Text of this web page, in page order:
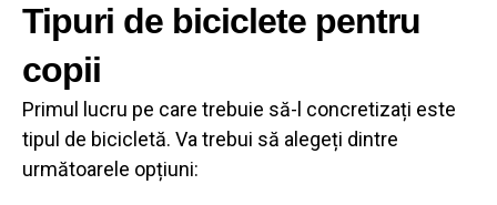
Tipuri de biciclete pentru
copii
Primul lucru pe care trebuie să-l concretizați este
tipul de bicicletă. Va trebui să alegeți dintre
următoarele opțiuni: